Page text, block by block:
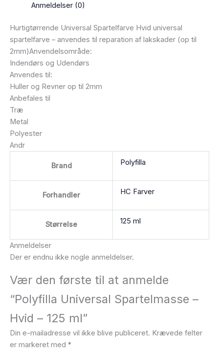
Anmeldelser (0)
Hurtigtørrende Universal Spartelfarve Hvid universal
spartelfarve – anvendes til reparation af lakskader (op til
2mm)Anvendelsområde:
Indendørs og Udendørs
Anvendes til:
Huller og Revner op til 2mm
Anbefales til
Træ
Metal
Polyester
Andr
Brand Polyfilla
Forhandler HC Farver
Størrelse 125 ml
Anmeldelser
Der er endnu ikke nogle anmeldelser.
Vær den første til at anmelde
“Polyfilla Universal Spartelmasse –
Hvid – 125 ml”
Din e-mailadresse vil ikke blive publiceret. Krævede felter
er markeret med *